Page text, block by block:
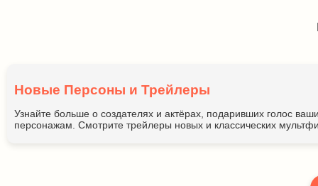
Новые Персоны и Трейлеры
Узнайте больше о создателях и актёрах, подаривших голос
персонажам. Смотрите трейлеры новых и классических